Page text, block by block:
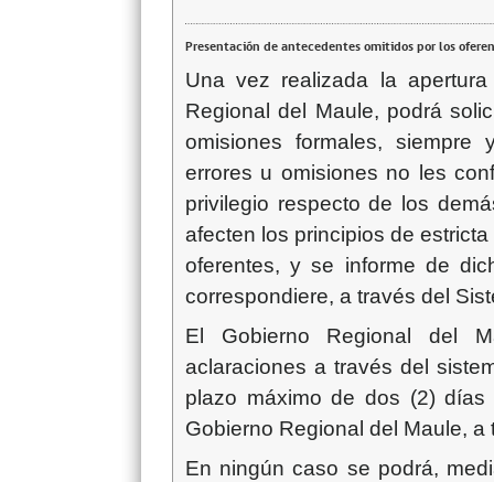
Presentación de antecedentes omitidos por los
Una vez realizada la
Regional del Maule, podrá
omisiones formales,
errores u omisiones no les
privilegio respecto de los
afecten los principios de
oferentes, y se informe de
correspondiere, a través del
El Gobierno Regional del
aclaraciones a través del
plazo máximo de dos (2)
Gobierno Regional del Maule,
En ningún caso se podrá,